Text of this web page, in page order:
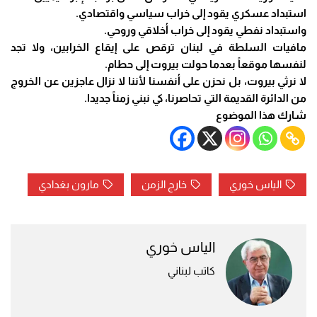
استبداد عسكري يقود إلى خراب سياسي واقتصادي.
واستبداد نفطي يقود إلى خراب أخلاقي وروحي.
مافيات السلطة في لبنان ترقص على إيقاع الخرابين، ولا تجد
لنفسها موقعاً بعدما حولت بيروت إلى حطام.
لا نرثي بيروت، بل نحزن على أنفسنا لأننا لا نزال عاجزين عن الخروج
من الدائرة القديمة التي تحاصرنا، كي نبني زمناً جديدا.
شارك هذا الموضوع
الياس خوري خارج الزمن مارون بغدادي
الياس خوري
كاتب لبناني